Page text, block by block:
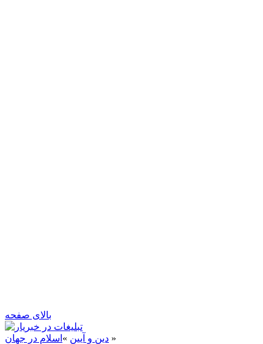
بالای صفحه
دین و آیین » اسلام در جهان
»